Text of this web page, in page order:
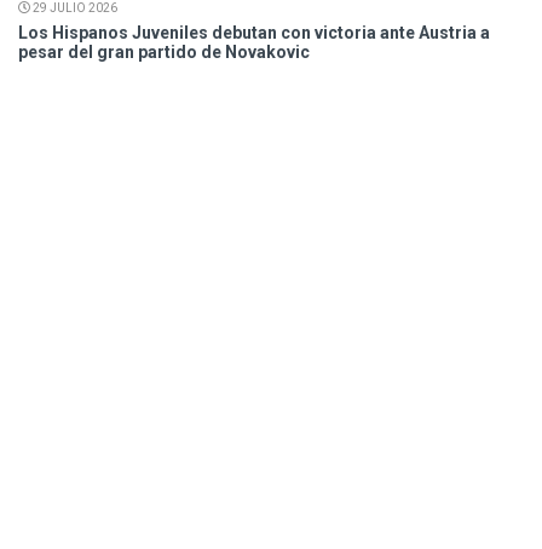
29 JULIO 2026
Los Hispanos Juveniles debutan con victoria ante Austria a
pesar del gran partido de Novakovic